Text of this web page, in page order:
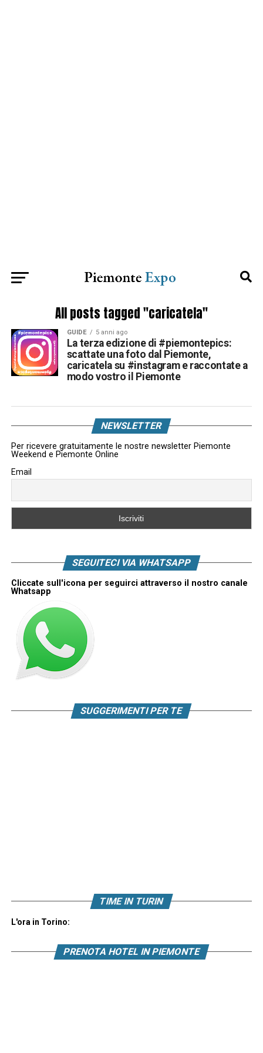
All posts tagged "caricatela"
GUIDE 5 anni ago
La terza edizione di #piemontepics:
scattate una foto dal Piemonte,
caricatela su #instagram e raccontate a
modo vostro il Piemonte
NEWSLETTER
Per ricevere gratuitamente le nostre newsletter Piemonte
Weekend e Piemonte Online
Email
SEGUITECI VIA WHATSAPP
Cliccate sull'icona per seguirci attraverso il nostro canale
Whatsapp
SUGGERIMENTI PER TE
TIME IN TURIN
L'ora in Torino:
PRENOTA HOTEL IN PIEMONTE